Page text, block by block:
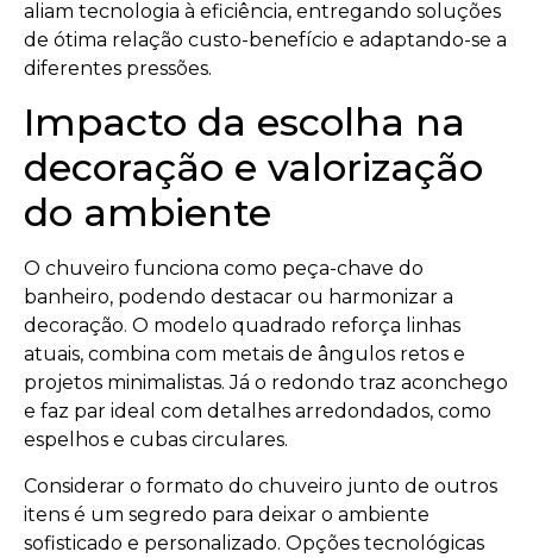
aliam tecnologia à eficiência, entregando soluções
de ótima relação custo-benefício e adaptando-se a
diferentes pressões.
Impacto da escolha na
decoração e valorização
do ambiente
O chuveiro funciona como peça-chave do
banheiro, podendo destacar ou harmonizar a
decoração. O modelo quadrado reforça linhas
atuais, combina com metais de ângulos retos e
projetos minimalistas. Já o redondo traz aconchego
e faz par ideal com detalhes arredondados, como
espelhos e cubas circulares.
Considerar o formato do chuveiro junto de outros
itens é um segredo para deixar o ambiente
sofisticado e personalizado. Opções tecnológicas